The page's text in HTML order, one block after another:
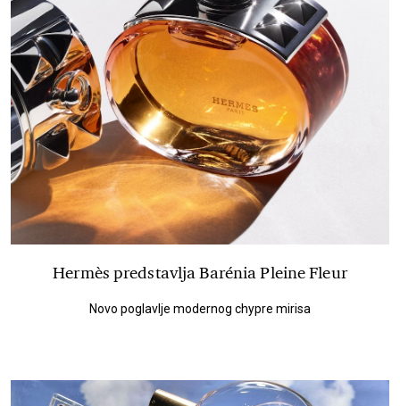
Hermès predstavlja Barénia Pleine Fleur
Novo poglavlje modernog chypre mirisa